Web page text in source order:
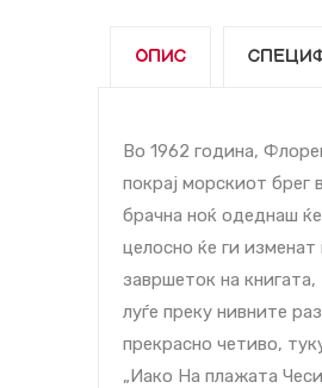
ОПИС
Во 1962 година,
покрај морскиот брег
брачна ноќ одеднаш
целосно ќе ги
завршеток на
луѓе преку нивните
прекрасно четиво,
„Иако На плажата